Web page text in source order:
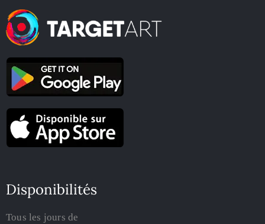
Disponibilités
Tous les jours de